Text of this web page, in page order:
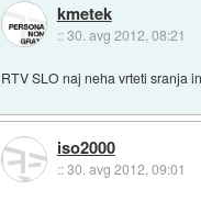
kmetek
::30. avg 2012, 08:21
RTV SLO naj neha vrteti sranja
iso2000
::30. avg 2012, 09:01